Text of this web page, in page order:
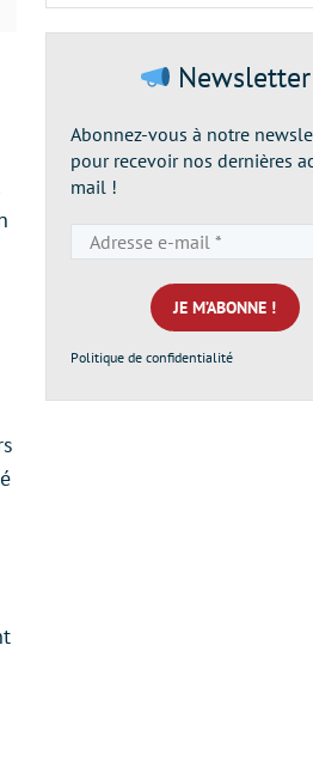
Newsletter
Abonnez-vous à notre
pour recevoir nos dernières
mail !
e-
mail
*
Politique de confidentialité